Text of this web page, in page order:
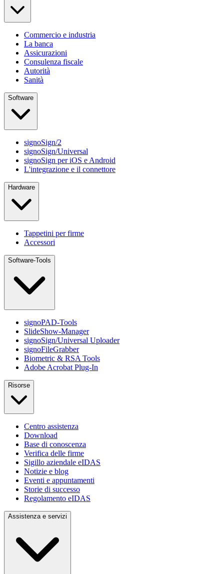
Commercio e industria
La banca
Assicurazioni
Consulenza fiscale
Autorità
Sanità
Software
signoSign/2
signoSign/Universal
signoSign per iOS e Android
L'integrazione e il connettore
Hardware
Tappetini per firme
Accessori
Software-Tools
signoPAD-Tools
SlideShow-Manager
signoSign/Universal Uploader
signoFileGrabber
Biometric & RSA Tools
Adobe Acrobat Plug-In
Risorse
Centro assistenza
Download
Base di conoscenza
Verifica delle firme
Sigillo aziendale eIDAS
Notizie e blog
Eventi e appuntamenti
Storie di successo
Regolamento eIDAS
Assistenza e servizi